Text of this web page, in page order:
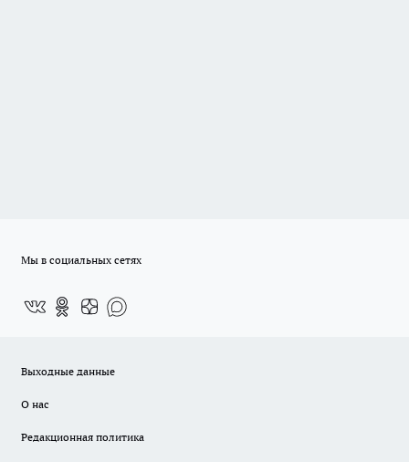
Мы в социальных сетях
Выходные данные
О нас
Редакционная политика